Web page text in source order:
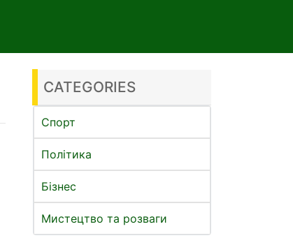
CATEGORIES
Спорт
Політика
Бізнес
Мистецтво та розваги